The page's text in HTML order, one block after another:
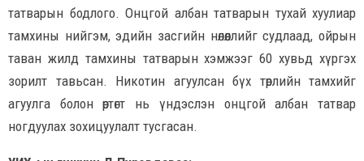
татварын бодлого. Онцгой албан татварын тухай хуулиар
тамхины нийгэм, эдийн засгийн нөлөөллийг судлаад, ойрын
таван жилд тамхины татварын хэмжээг 60 хувьд хүргэх
зорилт тавьсан. Никотин агуулсан бүх төрлийн тамхийг
агуулга болон өртөгт нь үндэслэн онцгой албан татвар
ногдуулах зохицуулалт тусгасан.